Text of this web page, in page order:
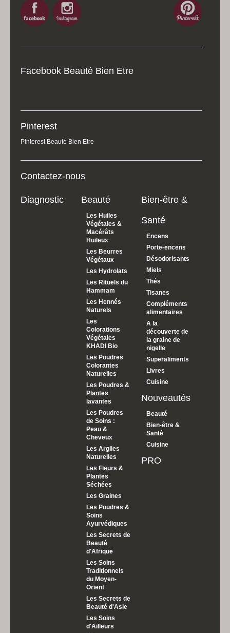
Facebook Beauté Bien Etre
Pinterest
Pinterest Beauté Bien Etre
Contactez-nous
Diagnostic Beauté
Les Huiles
Végétales &
Macérâts
Huileux
Les Beurres
Végétaux
Les Hydrolats
Les Rituels du
Hammam
Les Hennés
Naturels
Les
Colorations
Végétales
KHADI Bio
Les Poudres
Colorantes
Naturelles
Les Poudres &
Plantes
lavantes
Les Poudres
de Soins :
Peau &
Cheveux
Les Argiles
Naturelles
Les Fleurs &
Plantes
Séchées
Les Graines
Les Poudres &
Soins
Ayurvédiques
Les Secrets de
Beauté
d'Afrique
Les Soins
Traditionnels
du Moyen-
Orient
Les Secrets de
Beauté d'Asie
Les Soins
d'Ailleurs
Bien-être &
Santé
Encens
Porte-encens
Désodorisants
Miels
Thés
Tisanes
Compléments
alimentaires
A la
découverte de
la graine de
nigelle
Superaliments
Livres
Cuisine
Nouveautés
Beauté
Bien-être &
Santé
Cuisine
PRO